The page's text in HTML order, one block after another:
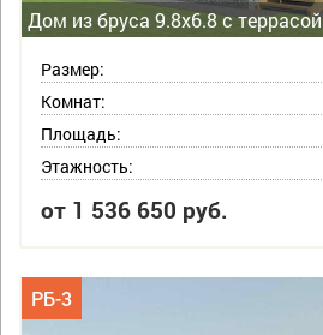
Дом из бруса 9.8х6.8 с террасой
Размер:
Комнат:
Площадь:
Этажность:
от 1 536 650 руб.
РБ-3